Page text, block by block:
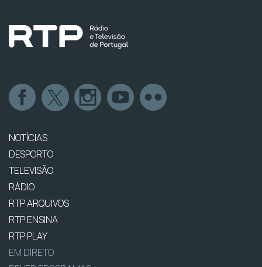
NOTÍCIAS
DESPORTO
TELEVISÃO
RÁDIO
RTP ARQUIVOS
RTP ENSINA
RTP PLAY
EM DIRETO